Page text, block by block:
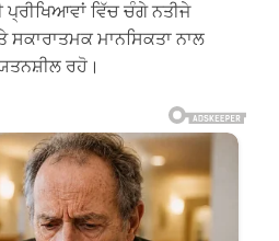
ਵਿੱਚ ਚੰਗੇ ਨਤੀਜੇ
ਮਾਨਸਿਕਤਾ ਨਾਲ
ਰਹੋ।